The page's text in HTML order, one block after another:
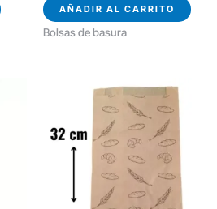
AÑADIR AL CARRITO
Bolsas de basura